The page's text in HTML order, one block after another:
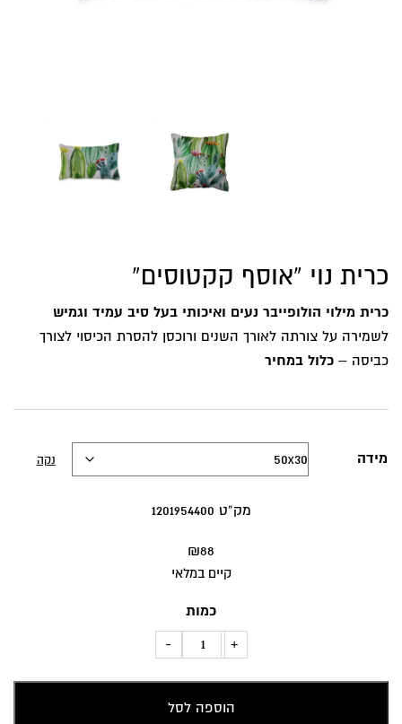
כרית נוי “אוסף קקטוסים”
כרית מילוי הולופייבר נעים ואיכותי בעל סיב עמיד וגמיש
לשמירה על צורתה לאורך השנים ורוכסן להסרת הכיסוי לצורך
כביסה – כלול במחיר
מידה נקה
מק”ט 1201954400
₪88
קיים במלאי
כמות
+
כמות
נוי
-
הוספה לסל